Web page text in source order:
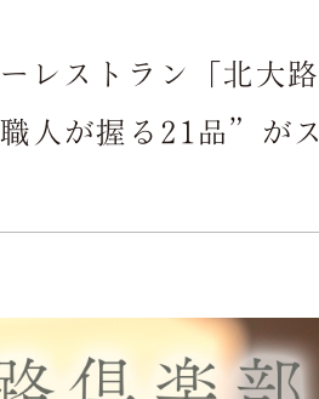
Bento Delivery
レストラン「北大路
人が握る21品”がス